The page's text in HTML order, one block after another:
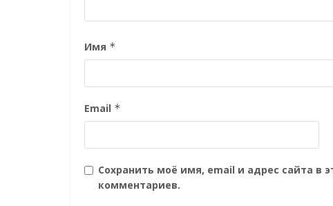
Имя *
Email *
Сохранить моё имя, email и адрес сайта в
комментариев.